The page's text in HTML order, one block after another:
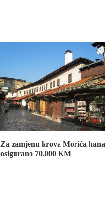
Za zamjenu krova Morića hana
osigurano 70.000 KM